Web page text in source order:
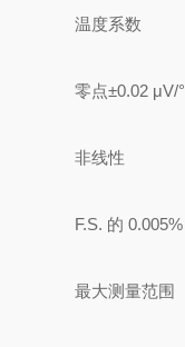
温度系数
零点±0.02 μV/
非线性
F.S. 的 0.005%
最大测量范围